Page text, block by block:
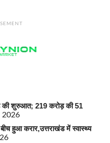
की शुरुआत; 219 करोड़ की 51
2026
हुआ करार,उत्तराखंड में स्वास्थ्य